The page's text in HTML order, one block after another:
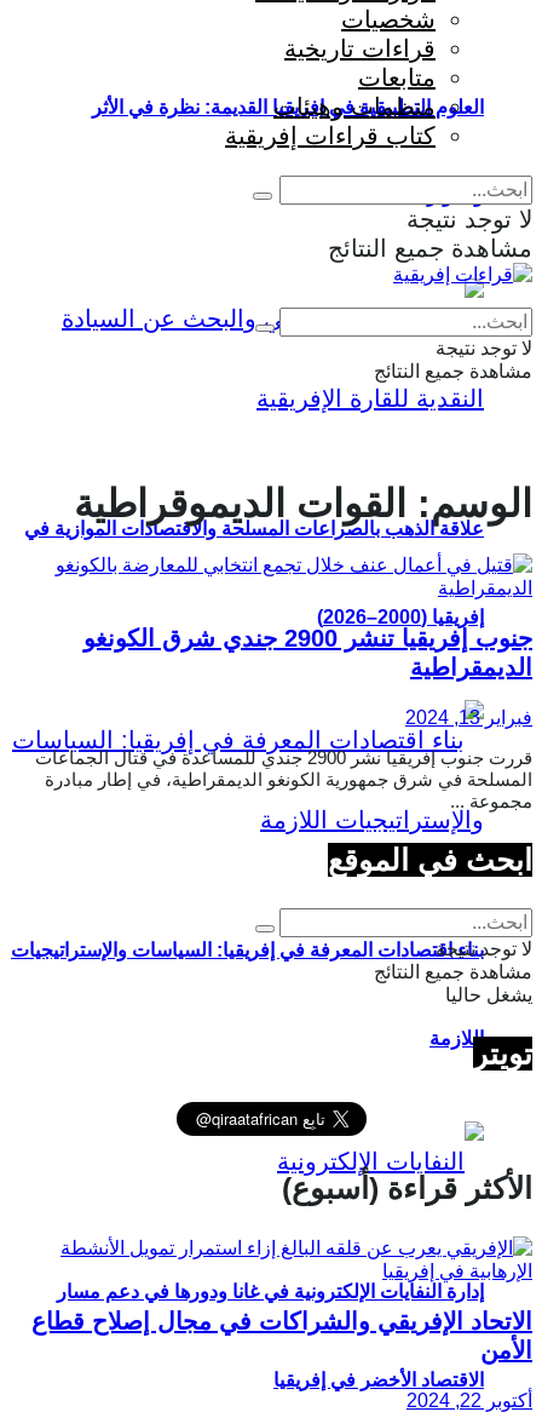
العلوم التطبيقية في إفريقيا القديمة: نظرة في الأثر
والمؤثرات
علاقة الذهب بالصراعات المسلحة والاقتصادات الموازية في
إفريقيا (2000–2026)
بناء اقتصادات المعرفة في إفريقيا: السياسات والإستراتيجيات
اللازمة
إدارة النفايات الإلكترونية في غانا ودورها في دعم مسار
الاقتصاد الأخضر في إفريقيا
شخصيات
قراءات تاريخية
متابعات
منظمات وهيئات
كتاب قراءات إفريقية
لا توجد نتيجة
مشاهدة جميع النتائج
لا توجد نتيجة
مشاهدة جميع النتائج
الوسم: القوات الديموقراطية
جنوب إفريقيا تنشر 2900 جندي شرق الكونغو
الديمقراطية
فبراير 13, 2024
قررت جنوب إفريقيا نشر 2900 جندي للمساعدة في قتال الجماعات
المسلحة في شرق جمهورية الكونغو الديمقراطية، في إطار مبادرة
مجموعة ...
ابحث في الموقع
لا توجد نتيجة
مشاهدة جميع النتائج
يشغل حاليا
تويتر
الأكثر قراءة (أسبوع)
الاتحاد الإفريقي والشراكات في مجال إصلاح قطاع
الأمن
أكتوبر 22, 2024